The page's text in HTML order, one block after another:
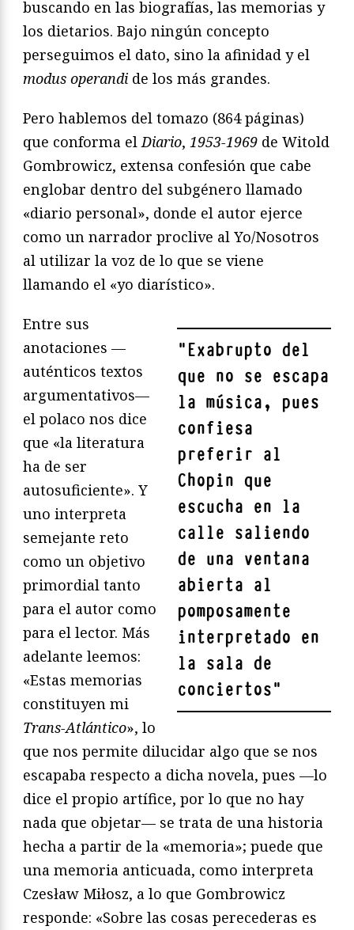
buscando en las biografías, las memorias y
los dietarios. Bajo ningún concepto
perseguimos el dato, sino la afinidad y el
modus operandi de los más grandes.
Pero hablemos del tomazo (864 páginas)
que conforma el Diario, 1953-1969 de Witold
Gombrowicz, extensa confesión que cabe
englobar dentro del subgénero llamado
«diario personal», donde el autor ejerce
como un narrador proclive al Yo/Nosotros
al utilizar la voz de lo que se viene
llamando el «yo diarístico».
"Exabrupto del
que no se escapa
la música, pues
confiesa
preferir al
Chopin que
escucha en la
calle saliendo
de una ventana
abierta al
pomposamente
interpretado en
la sala de
conciertos"
Entre sus
anotaciones —
auténticos textos
argumentativos—
el polaco nos dice
que «la literatura
ha de ser
autosuficiente». Y
uno interpreta
semejante reto
como un objetivo
primordial tanto
para el autor como
para el lector. Más
adelante leemos:
«Estas memorias
constituyen mi
Trans-Atlántico», lo
que nos permite dilucidar algo que se nos
escapaba respecto a dicha novela, pues —lo
dice el propio artífice, por lo que no hay
nada que objetar— se trata de una historia
hecha a partir de la «memoria»; puede que
una memoria anticuada, como interpreta
Czesław Miłosz, a lo que Gombrowicz
responde: «Sobre las cosas perecederas es